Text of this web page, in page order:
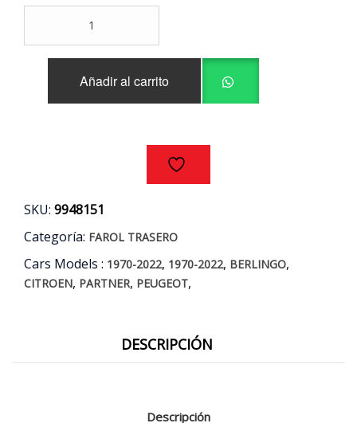
IZQUIERDO
PEUGEOT
Añadir al carrito
SKU: 9948151
Categoría: FAROL TRASERO
Cars Models : 1970-2022, 1970-2022, BERLINGO,
CITROEN, PARTNER, PEUGEOT,
DESCRIPCIÓN
Descripción